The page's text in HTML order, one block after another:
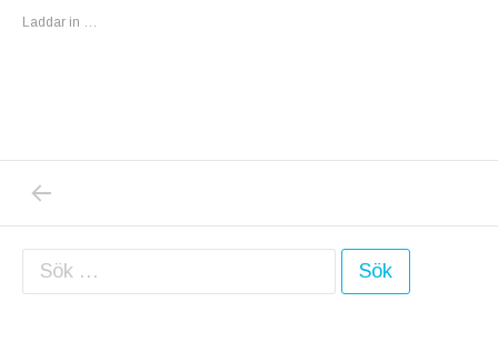
Laddar in …
Inläggsnavigering
Sök efter: